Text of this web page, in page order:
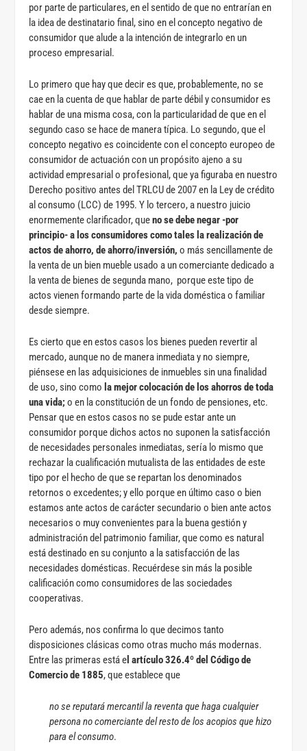
por parte de particulares, en el sentido de que no entrarían en
la idea de destinatario final, sino en el concepto negativo de
consumidor que alude a la intención de integrarlo en un
proceso empresarial.
Lo primero que hay que decir es que, probablemente, no se
cae en la cuenta de que hablar de parte débil y consumidor es
hablar de una misma cosa, con la particularidad de que en el
segundo caso se hace de manera típica. Lo segundo, que el
concepto negativo es coincidente con el concepto europeo de
consumidor de actuación con un propósito ajeno a su
actividad empresarial o profesional, que ya figuraba en nuestro
Derecho positivo antes del TRLCU de 2007 en la Ley de crédito
al consumo (LCC) de 1995. Y lo tercero, a nuestro juicio
enormemente clarificador, queno se debe negar -por
principio- a los consumidores como tales la realización de
actos de ahorro, de ahorro/inversión, o más sencillamente de
la venta de un bien mueble usado a un comerciante dedicado a
la venta de bienes de segunda mano, porque este tipo de
actos vienen formando parte de la vida doméstica o familiar
desde siempre.
Es cierto que en estos casos los bienes pueden revertir al
mercado, aunque no de manera inmediata y no siempre,
piénsese en las adquisiciones de inmuebles sin una finalidad
de uso, sino como la mejor colocación de los ahorros de toda
una vida; o en la constitución de un fondo de pensiones, etc.
Pensar que en estos casos no se pude estar ante un
consumidor porque dichos actos no suponen la satisfacción
de necesidades personales inmediatas, sería lo mismo que
rechazar la cualificación mutualista de las entidades de este
tipo por el hecho de que se repartan los denominados
retornos o excedentes; y ello porque en último caso o bien
estamos ante actos de carácter secundario o bien ante actos
necesarios o muy convenientes para la buena gestión y
administración del patrimonio familiar, que como es natural
está destinado en su conjunto a la satisfacción de las
necesidades domésticas. Recuérdese sin más la posible
calificación como consumidores de las sociedades
cooperativas.
Pero además, nos confirma lo que decimos tanto
disposiciones clásicas como otras mucho más modernas.
Entre las primeras está e l artículo 326.4º del Código de
Comercio de 1885, que establece que
no se reputará mercantil la reventa que haga cualquier
persona no comerciante del resto de los acopios que hizo
para el consumo.